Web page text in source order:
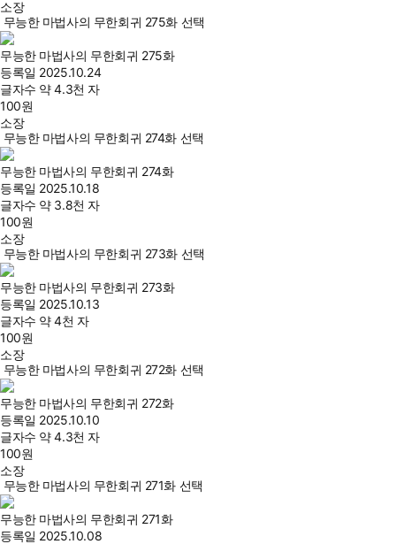
소장
무능한 마법사의 무한회귀 275화 선택
무능한 마법사의 무한회귀 275화
등록일 2025.10.24
글자수 약 4.3천 자
100원
소장
무능한 마법사의 무한회귀 274화 선택
무능한 마법사의 무한회귀 274화
등록일 2025.10.18
글자수 약 3.8천 자
100원
소장
무능한 마법사의 무한회귀 273화 선택
무능한 마법사의 무한회귀 273화
등록일 2025.10.13
글자수 약 4천 자
100원
소장
무능한 마법사의 무한회귀 272화 선택
무능한 마법사의 무한회귀 272화
등록일 2025.10.10
글자수 약 4.3천 자
100원
소장
무능한 마법사의 무한회귀 271화 선택
무능한 마법사의 무한회귀 271화
등록일 2025.10.08